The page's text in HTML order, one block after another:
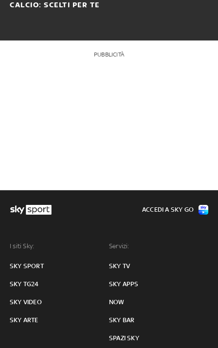
CALCIO: SCELTI PER TE
PUBBLICITÀ
I siti Sky:
SKY SPORT
SKY TG24
SKY VIDEO
SKY ARTE
Servizi:
SKY TV
SKY APPS
NOW
SKY BAR
SPAZI SKY
ACCEDI A SKY GO